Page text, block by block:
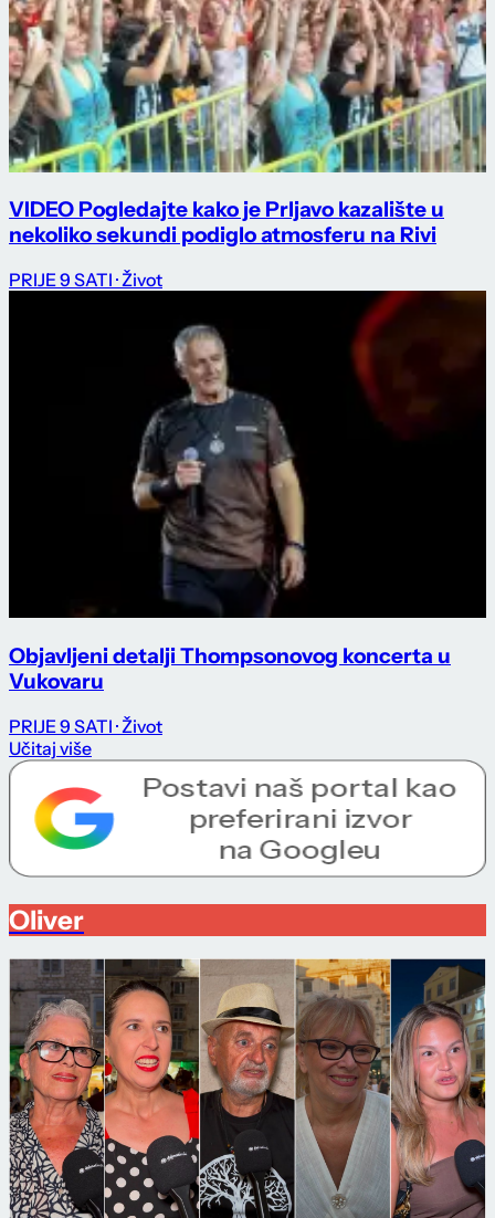
VIDEO Pogledajte kako je Prljavo kazalište u
nekoliko sekundi podiglo atmosferu na Rivi
PRIJE 9 SATI · Život
Objavljeni detalji Thompsonovog koncerta u
Vukovaru
PRIJE 9 SATI · Život
Učitaj više
Oliver